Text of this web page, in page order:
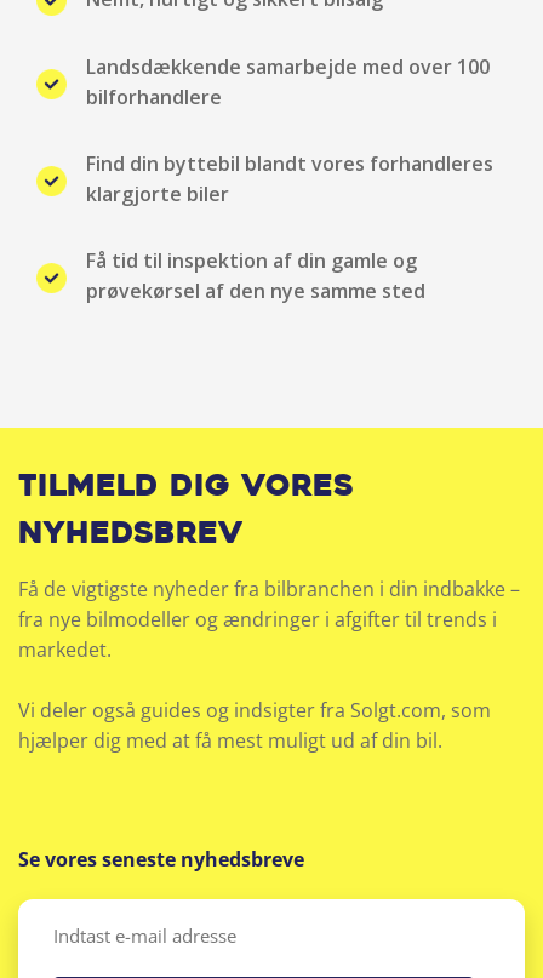
Sporholder assistent
Vejbaneassistent
Landsdækkende samarbejde med over 100
bilforhandlere
Find din byttebil blandt vores forhandleres
klargjorte biler
Få tid til inspektion af din gamle og
prøvekørsel af den nye samme sted
Tilmeld dig vores
nyhedsbrev
Få de vigtigste nyheder fra bilbranchen i din indbakke –
fra nye bilmodeller og ændringer i afgifter til trends i
markedet.
Vi deler også guides og indsigter fra Solgt.com, som
hjælper dig med at få mest muligt ud af din bil.
Se vores seneste nyhedsbreve
Email